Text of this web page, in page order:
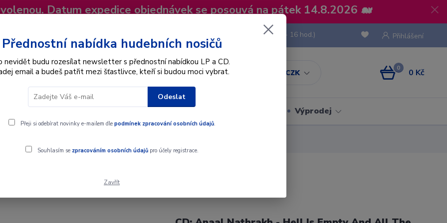
Datum expedice objednávek se posouvá na pátek 14.8.2026 🐋
CZK
Přihlášení
Hledat
(Po-Pá, 8 - 16 hod.)
0 0 Kč
Výprodej
Are Here - CD
All The Devils Are Here - CD
Přednostní nabídka hudebních nosičů
nevidět budu rozesílat newsletter s přednostní nabídkou LP a CD.
email a budeš patřit mezi šťastlivce, kteří si budou moci vybrat.
Odeslat
Přeji si odebírat novinky e-mailem dle podmínek zpracování osobních údajů.
Souhlasím se zpracováním osobních údajůpro účely registrace.
Zavřít